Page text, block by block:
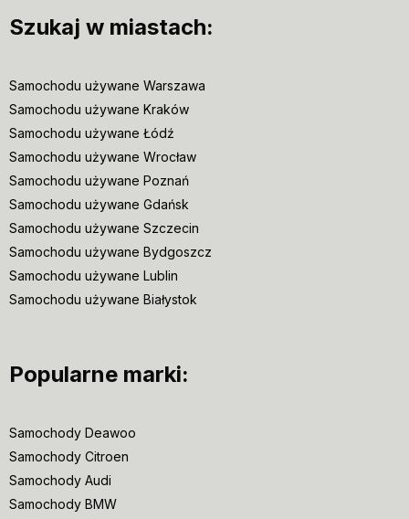
Szukaj w miastach:
Samochodu używane Warszawa
Samochodu używane Kraków
Samochodu używane Łódź
Samochodu używane Wrocław
Samochodu używane Poznań
Samochodu używane Gdańsk
Samochodu używane Szczecin
Samochodu używane Bydgoszcz
Samochodu używane Lublin
Samochodu używane Białystok
Popularne marki:
Samochody Deawoo
Samochody Citroen
Samochody Audi
Samochody BMW